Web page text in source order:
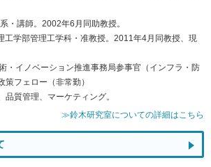
・講師。2002年6月同助教授。
工学部管理工学科・准教授。2011年4月同教授、現
・イノベーション推進事務局参事官（インフラ・防
フェロー（非常勤）
質管理、マーケティング。
≫鈴木研究室についての詳細はこちら